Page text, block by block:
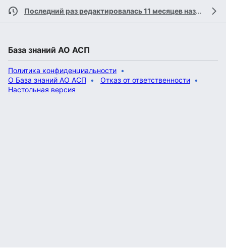
Последний раз редактировалась 11 месяцев назад
База знаний АО АСП
Политика конфиденциальности
О База знаний АО АСП
Отказ от ответственности
Настольная версия